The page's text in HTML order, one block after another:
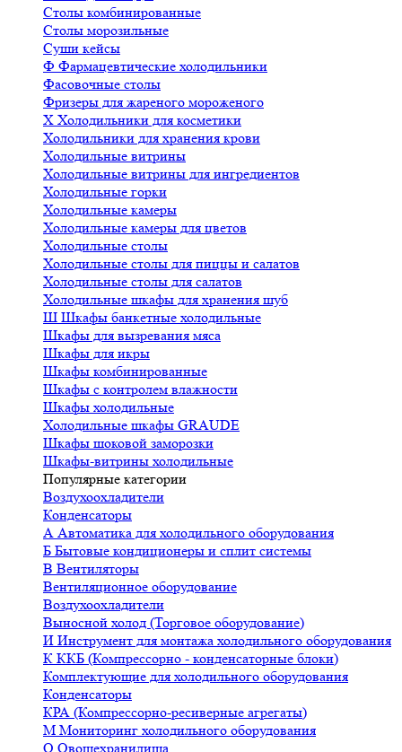
Столы комбинированные
Столы морозильные
Суши кейсы
Ф Фармацевтические холодильники
Фасовочные столы
Фризеры для жареного мороженого
Х Холодильники для косметики
Холодильники для хранения крови
Холодильные витрины
Холодильные витрины для ингредиентов
Холодильные горки
Холодильные камеры
Холодильные камеры для цветов
Холодильные столы
Холодильные столы для пиццы и салатов
Холодильные столы для салатов
Холодильные шкафы для хранения шуб
Ш Шкафы банкетные холодильные
Шкафы для вызревания мяса
Шкафы для икры
Шкафы комбинированные
Шкафы с контролем влажности
Шкафы холодильные
Холодильные шкафы GRAUDE
Шкафы шоковой заморозки
Шкафы-витрины холодильные
Популярные категории
Воздухоохладители
Конденсаторы
А Автоматика для холодильного оборудования
Б Бытовые кондиционеры и сплит системы
В Вентиляторы
Вентиляционное оборудование
Воздухоохладители
Выносной холод (Торговое оборудование)
И Инструмент для монтажа холодильного оборудования
К ККБ (Компрессорно - конденсаторные блоки)
Комплектующие для холодильного оборудования
Конденсаторы
КРА (Компрессорно-ресиверные агрегаты)
М Мониторинг холодильного оборудования
О Овощехранилища